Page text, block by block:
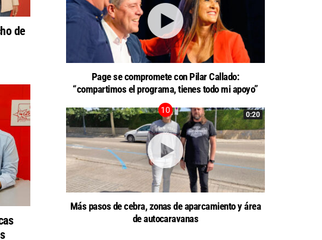
de
Page se compromete con Pilar Callado:
“compartimos el programa, tienes todo mi apoyo”
0:20
Más pasos de cebra, zonas de aparcamiento y área
de autocaravanas